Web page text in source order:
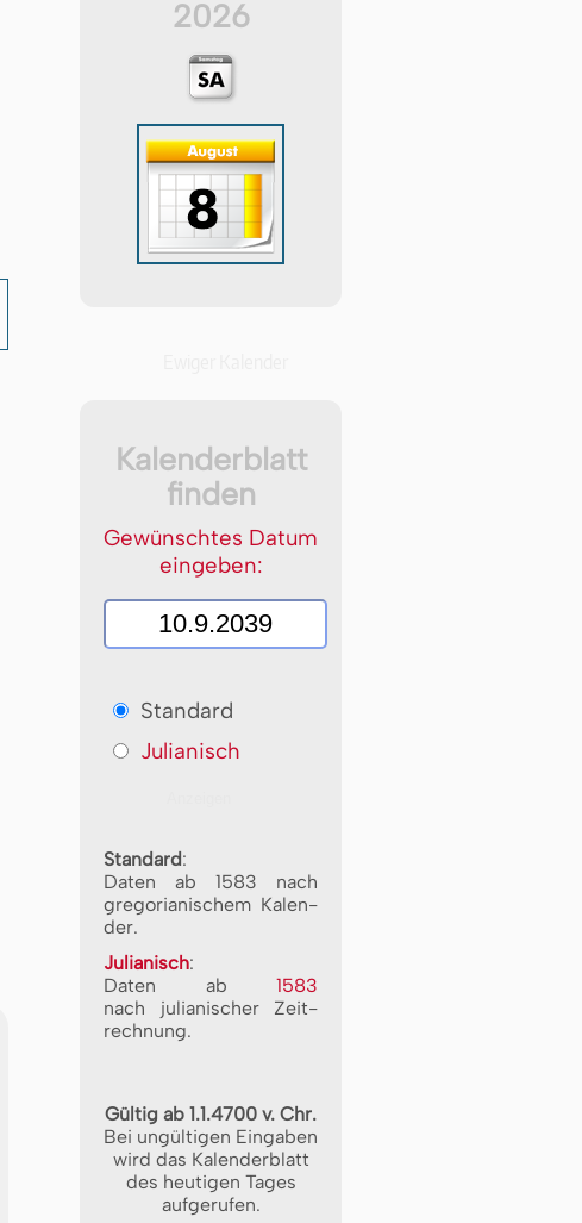
2026
Kalenderblatt
finden
Gewünschtes Datum
eingeben:
Standard
Julianisch
Standard:
Daten ab 1583 nach
gre­go­ri­a­ni­schem Ka­len­
der.
Julianisch:
Daten ab 1583
nach ju­li­a­ni­scher Zeit­
rech­nung.
Gültig ab 1.1.4700 v. Chr.
Bei ungültigen Eingaben
wird das Kalenderblatt
des heutigen Tages
aufgerufen.